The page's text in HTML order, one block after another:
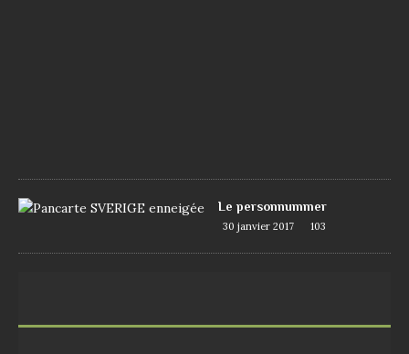
Le personnummer
30 janvier 2017 103